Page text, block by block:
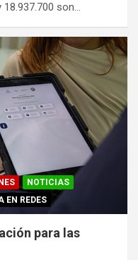
son…
NOTICIAS
EN REDES
para las